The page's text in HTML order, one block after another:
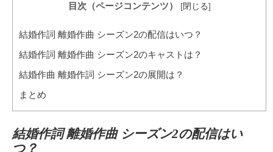
目次（ページコンテンツ） [閉じる]
結婚作詞 離婚作曲 シーズン2の配信はいつ？
結婚作詞 離婚作曲 シーズン2のキャストは？
結婚作曲 離婚作詞 シーズン2の展開は？
まとめ
結婚作詞 離婚作曲 シーズン2の配信はい
つ？